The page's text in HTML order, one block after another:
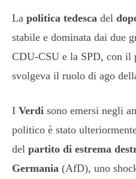
La politica tedesca del
stabile e dominata dai due
CDU-CSU e la SPD, con il
svolgeva il ruolo di ago
I Verdi sono emersi negli
politico è stato
del partito di estrema
Germania (AfD), uno